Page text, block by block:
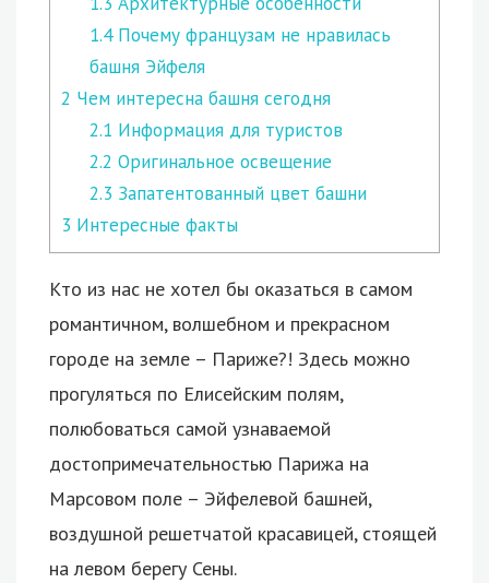
1.4Почему французам не нравилась
башня Эйфеля
2 Чем интересна башня сегодня
2.1 Информация для туристов
2.2 Оригинальное освещение
2.3 Запатентованный цвет башни
3 Интересные факты
Кто из нас не хотел бы оказаться в самом
романтичном, волшебном и прекрасном
городе на земле – Париже?! Здесь можно
прогуляться по Елисейским полям,
полюбоваться самой узнаваемой
достопримечательностью Парижа на
Марсовом поле – Эйфелевой башней,
воздушной решетчатой красавицей, стоящей
на левом берегу Сены.